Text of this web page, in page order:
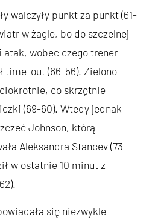
walczyły punkt za punkt (61-
w żagle, bo do szczelnej
atak, wobec czego trener
time-out (66-56). Zielono-
co skrzętnie
(69-60). Wtedy jednak
Johnson, którą
Aleksandra Stancev (73-
w ostatnie 10 minut z
się niezwykle